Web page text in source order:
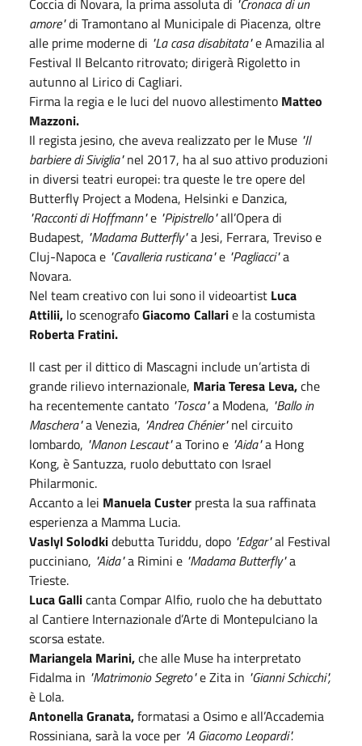
amore"di Tramontano al Municipale di Piacenza, oltre
alle prime moderne di "La casa disabitata"e Amazilia al
Festival Il Belcanto ritrovato; dirigerà Rigoletto in
autunno al Lirico di Cagliari.
Firma la regia e le luci del nuovo allestimento Matteo
Mazzoni.
Il regista jesino, che aveva realizzato per le Muse "Il
barbiere di Siviglia"nel 2017, ha al suo attivo produzioni
in diversi teatri europei: tra queste le tre opere del
Butterfly Project a Modena, Helsinki e Danzica,
"Racconti di Hoffmann"e "Pipistrello"all’Opera di
Budapest, "Madama Butterfly"a Jesi, Ferrara, Treviso e
Cluj-Napoca e "Cavalleria rusticana"e "Pagliacci"a
Novara.
Nel team creativo con lui sono il videoartist Luca
Attilii, lo scenografoGiacomo Callarie la costumista
Roberta Fratini.
Il cast per il dittico di Mascagni include un’artista di
grande rilievo internazionale, Maria Teresa Leva,che
ha recentemente cantato "Tosca"a Modena, "Ballo in
Maschera"a Venezia, "Andrea Chénier"nel circuito
lombardo, "Manon Lescaut"a Torino e "Aida"a Hong
Kong, è Santuzza, ruolo debuttato con Israel
Philarmonic.
Accanto a lei Manuela Custer presta la sua raffinata
esperienza a Mamma Lucia.
Vaslyl Solodkidebutta Turiddu, dopo "Edgar"al Festival
pucciniano, "Aida"a Rimini e "Madama Butterfly"a
Trieste.
Luca Gallicanta Compar Alfio, ruolo che ha debuttato
al Cantiere Internazionale d’Arte di Montepulciano la
scorsa estate.
Mariangela Marini,che alle Muse ha interpretato
Fidalma in "Matrimonio Segreto"e Zita in "Gianni Schicchi",
è Lola.
Antonella Granata,formatasi a Osimo e all’Accademia
Rossiniana, sarà la voce per "A Giacomo Leopardi".